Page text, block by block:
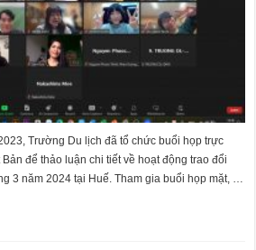
Trường Du lịch đã tổ chức buổi họp trực
để thảo luận chi tiết về hoạt động trao đổi
3 năm 2024 tại Huế. Tham gia buổi họp mặt, …